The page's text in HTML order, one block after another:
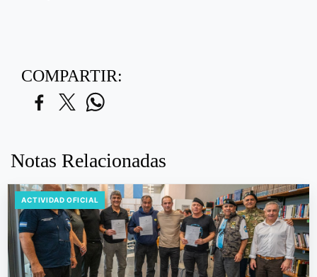
COMPARTIR:
Notas Relacionadas
ACTIVIDAD OFICIAL